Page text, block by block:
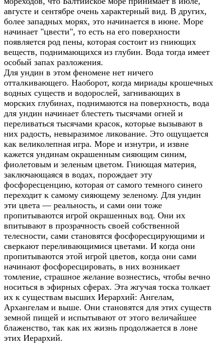
августе и сентябре очень характерный вид. В других,
более западных морях, это начинается в июне. Море
начинает "цвести", то есть на его поверхности
появляется род пены, которая состоит из гниющих
веществ, поднимающихся из глубин. Вода тогда имеет
особый запах разложения.
Для ундин в этом феномене нет ничего
отталкивающего. Наоборот, когда мириады крошечных
водных существ и водорослей, загнивающих в
морских глубинах, поднимаются на поверхность, вода
для ундин начинает блестеть тысячами огней и
переливаться тысячами красок, которые вызывают в
них радость, невыразимое ликование. Это ощущается
как великолепная игра. Море и изнутри, и извне
кажется ундинам окрашенным сияющим синим,
фиолетовым и зеленым цветом. Гниющая материя,
заключающаяся в водах, порождает эту
фосфоресценцию, которая от самого темного синего
переходит к самому сияющему зеленому. Для ундин
эти цвета — реальность, и сами они тоже
пропитываются игрой окрашенных вод. Они их
впитывают в прозрачность своей собственной
телесности, сами становятся фосфоресцирующими и
сверкают переливающимися цветами. И когда они
пропитываются этой игрой цветов, когда они сами
начинают фосфоресцировать, в них возникает
томление, страшное желание вознестись, чтобы вечно
носиться в эфирных сферах. Эта жгучая тоска толкает
их к существам высших Иерархий: Ангелам,
Архангелам и выше. Они становятся для этих существ
земной пищей и испытывают от этого величайшее
блаженство, так как их жизнь продолжается в лоне
этих Иерархий.